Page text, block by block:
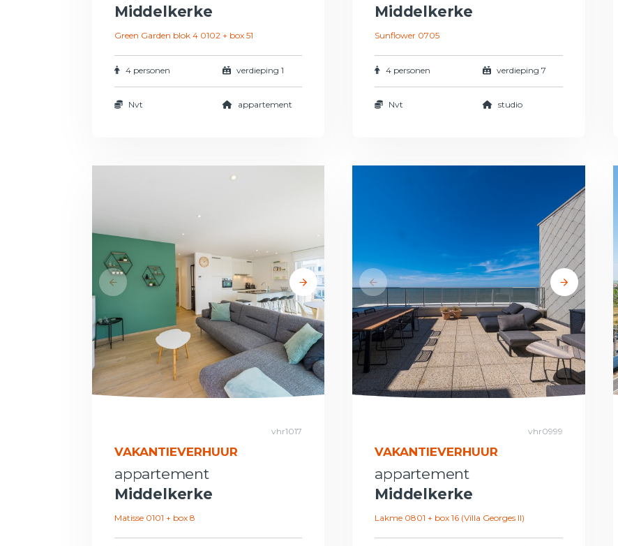
Middelkerke
Green Garden blok 4 0102 + box 51
4 personen verdieping 1
Nvt appartement
Middelkerke
Sunflower 0705
4 personen verdieping 7
Nvt studio
vhr1017
VAKANTIEVERHUUR
appartement
Middelkerke
Matisse 0101 + box 8
vhr0999
VAKANTIEVERHUUR
appartement
Middelkerke
Lakme 0801 + box 16 (Villa Georges II)